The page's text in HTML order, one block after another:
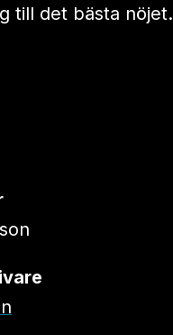
till det bästa nöjet.